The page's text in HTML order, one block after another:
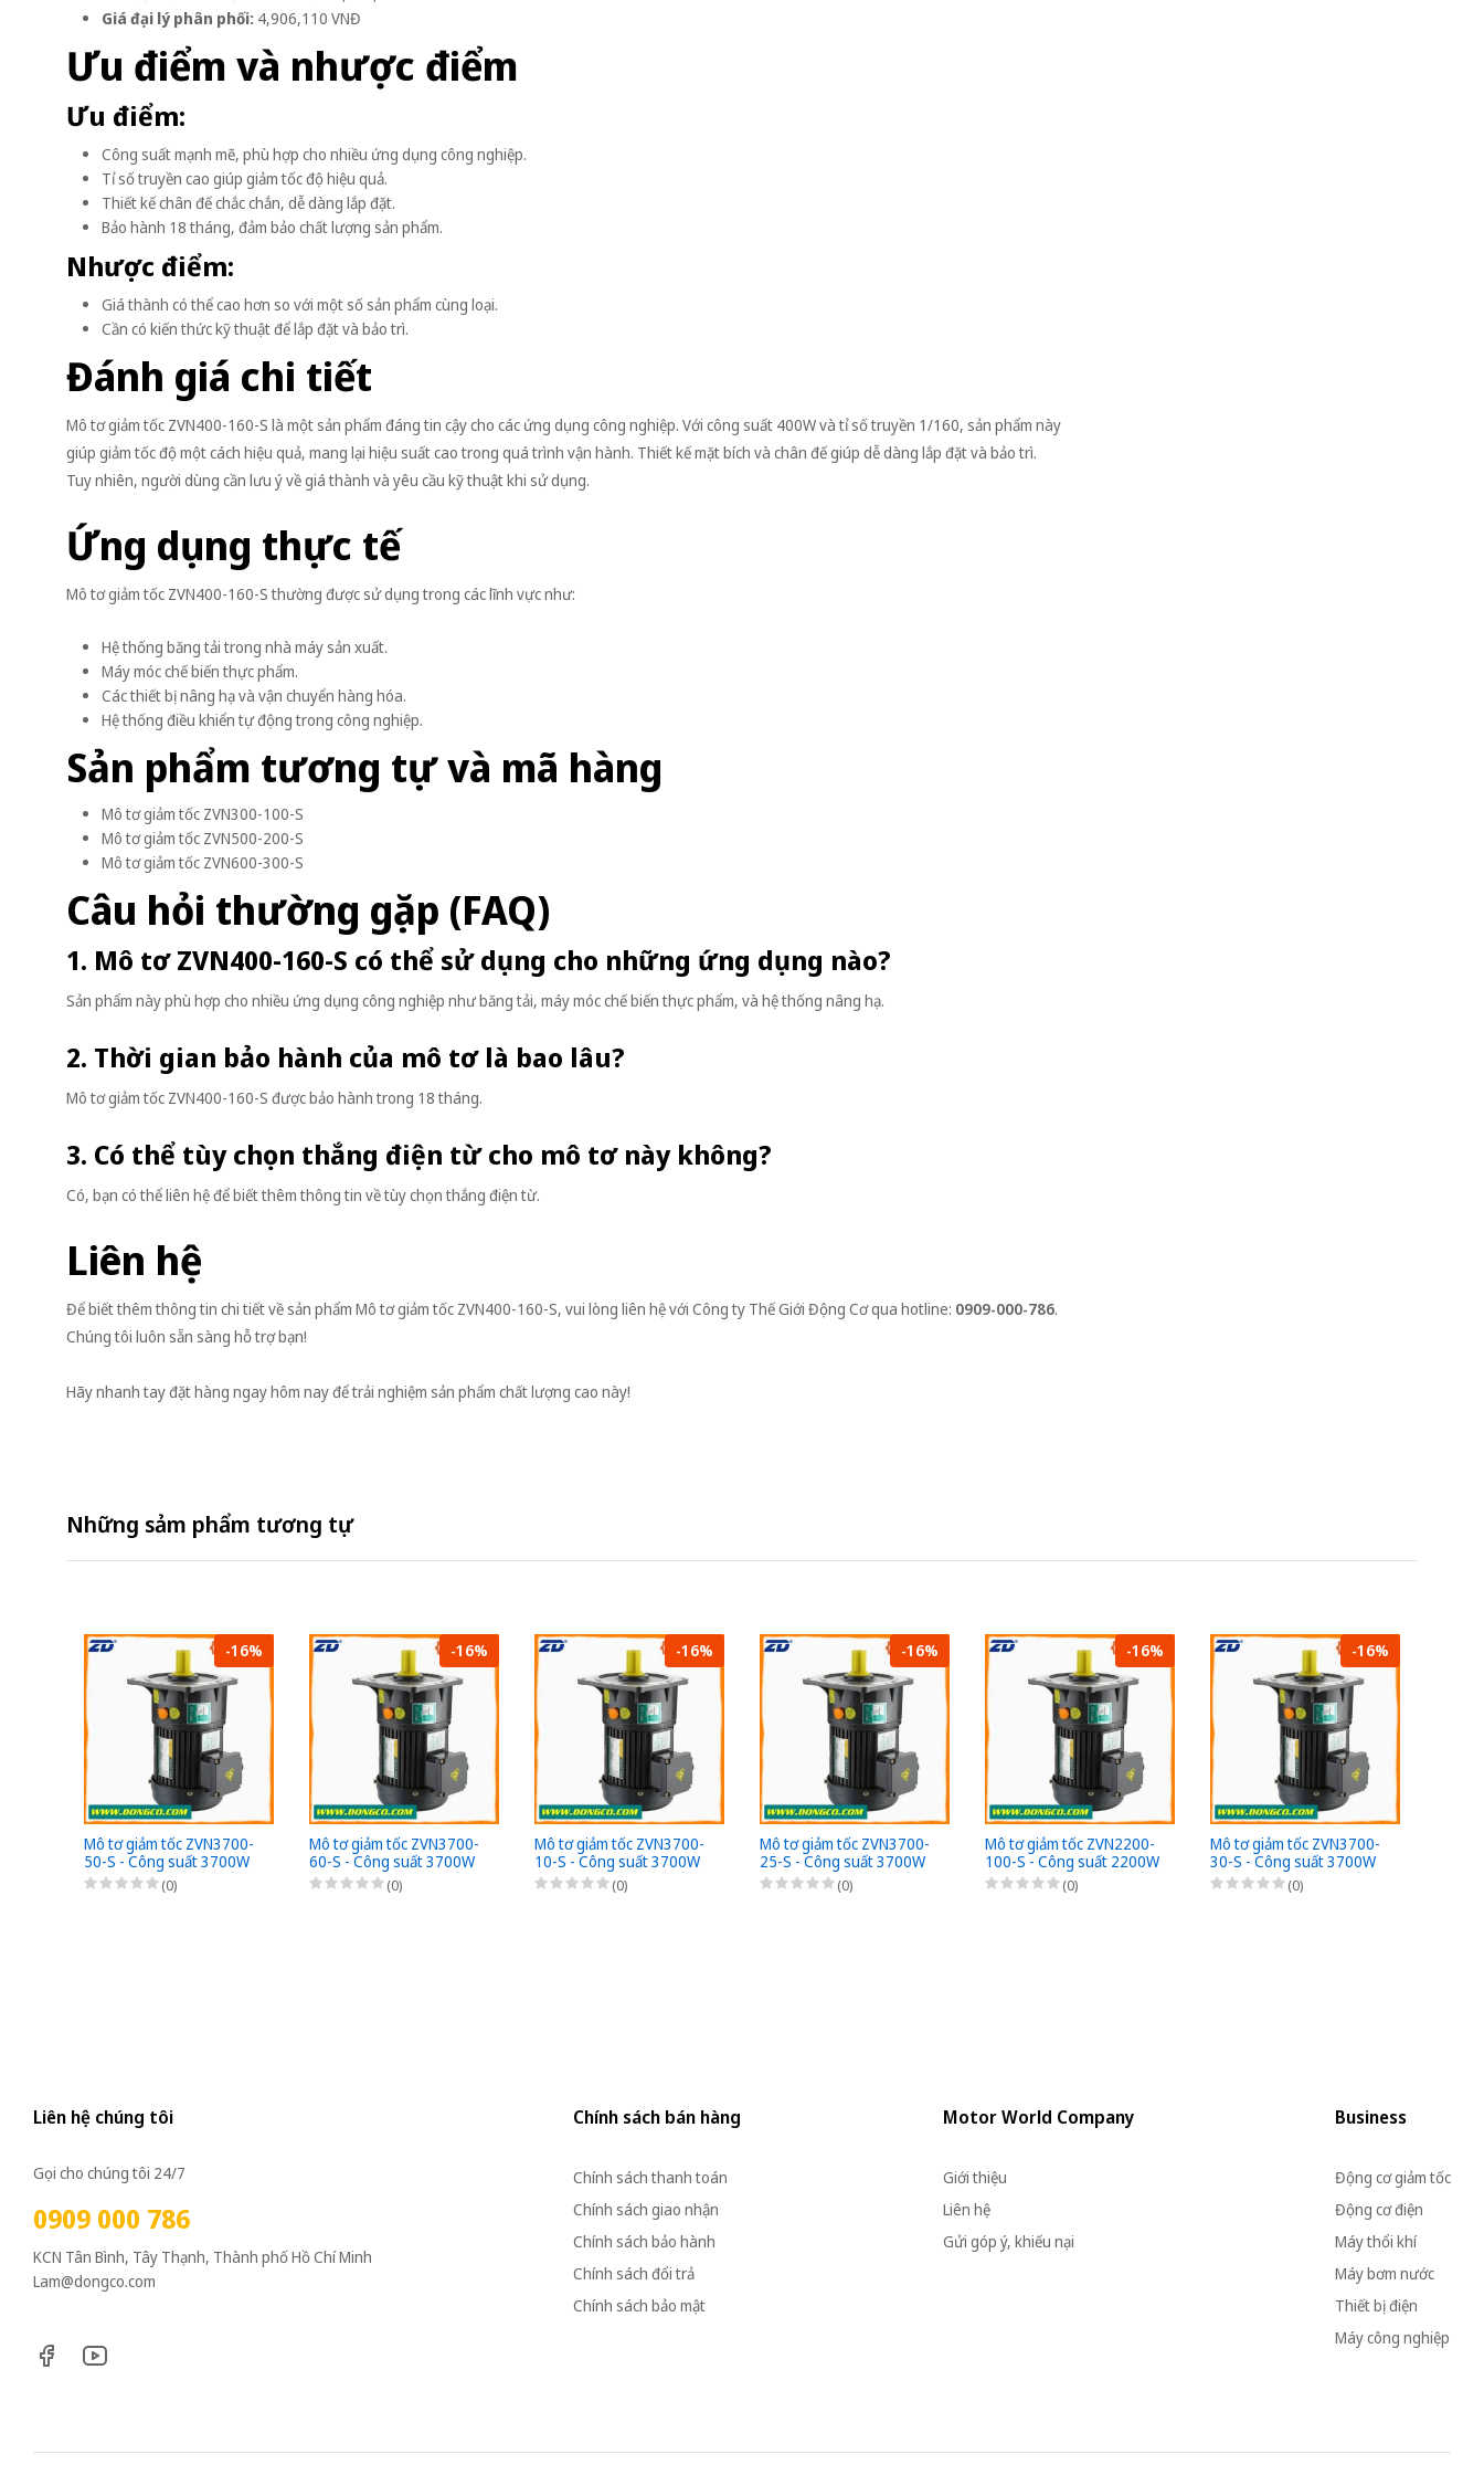
Giá đại lý phân phối: 4,906,110 VNĐ
Ưu điểm và nhược điểm
Ưu điểm:
Công suất mạnh mẽ, phù hợp cho nhiều ứng dụng công nghiệp.
Tỉ số truyền cao giúp giảm tốc độ hiệu quả.
Thiết kế chân đế chắc chắn, dễ dàng lắp đặt.
Bảo hành 18 tháng, đảm bảo chất lượng sản phẩm.
Nhược điểm:
Giá thành có thể cao hơn so với một số sản phẩm cùng loại.
Cần có kiến thức kỹ thuật để lắp đặt và bảo trì.
Đánh giá chi tiết
Mô tơ giảm tốc ZVN400-160-S là một sản phẩm đáng tin cậy cho các ứng dụng công nghiệp. Với công suất 400W và tỉ số truyền 1/160, sản phẩm này
giúp giảm tốc độ một cách hiệu quả, mang lại hiệu suất cao trong quá trình vận hành. Thiết kế mặt bích và chân đế giúp dễ dàng lắp đặt và bảo trì.
Tuy nhiên, người dùng cần lưu ý về giá thành và yêu cầu kỹ thuật khi sử dụng.
Ứng dụng thực tế
Mô tơ giảm tốc ZVN400-160-S thường được sử dụng trong các lĩnh vực như:
Hệ thống băng tải trong nhà máy sản xuất.
Máy móc chế biến thực phẩm.
Các thiết bị nâng hạ và vận chuyển hàng hóa.
Hệ thống điều khiển tự động trong công nghiệp.
Sản phẩm tương tự và mã hàng
Mô tơ giảm tốc ZVN300-100-S
Mô tơ giảm tốc ZVN500-200-S
Mô tơ giảm tốc ZVN600-300-S
Câu hỏi thường gặp (FAQ)
1. Mô tơ ZVN400-160-S có thể sử dụng cho những ứng dụng nào?
Sản phẩm này phù hợp cho nhiều ứng dụng công nghiệp như băng tải, máy móc chế biến thực phẩm, và hệ thống nâng hạ.
2. Thời gian bảo hành của mô tơ là bao lâu?
Mô tơ giảm tốc ZVN400-160-S được bảo hành trong 18 tháng.
3. Có thể tùy chọn thắng điện từ cho mô tơ này không?
Có, bạn có thể liên hệ để biết thêm thông tin về tùy chọn thắng điện từ.
Liên hệ
Để biết thêm thông tin chi tiết về sản phẩm Mô tơ giảm tốc ZVN400-160-S, vui lòng liên hệ với Công ty Thế Giới Động Cơ qua hotline: 0909-000-786.
Chúng tôi luôn sẵn sàng hỗ trợ bạn!
Hãy nhanh tay đặt hàng ngay hôm nay để trải nghiệm sản phẩm chất lượng cao này!
Những sảm phẩm tương tự
-16%
Mô tơ giảm tốc ZVN3700-
50-S - Công suất 3700W
(5HP) - 1/50 - Chân đế -
3Pha 220/380VAC
(0)
-16%
Mô tơ giảm tốc ZVN3700-
60-S - Công suất 3700W
(5HP) - 1/60 - Chân đế -
3Pha 220/380VAC
(0)
-16%
Mô tơ giảm tốc ZVN3700-
10-S - Công suất 3700W
(5HP) - 1/10 - Chân đế -
3Pha 220/380VAC
(0)
-16%
Mô tơ giảm tốc ZVN3700-
25-S - Công suất 3700W
(5HP) - 1/25 - Chân đế -
3Pha 220/380VAC
(0)
-16%
Mô tơ giảm tốc ZVN2200-
100-S - Công suất 2200W
(3HP) - 1/100 - Chân đế -
3Pha 220/380VAC
(0)
-16%
Mô tơ giảm tốc ZVN3700-
30-S - Công suất 3700W
(5HP) - 1/30 - Chân đế -
3Pha 220/380VAC
(0)
Liên hệ chúng tôi
Gọi cho chúng tôi 24/7
0909 000 786
KCN Tân Bình, Tây Thạnh, Thành phố Hồ Chí Minh
Lam@dongco.com
Chính sách bán hàng
Chính sách thanh toán
Chính sách giao nhận
Chính sách bảo hành
Chính sách đổi trả
Chính sách bảo mật
Motor World Company
Giới thiệu
Liên hệ
Gửi góp ý, khiếu nại
Business
Động cơ giảm tốc
Động cơ điện
Máy thổi khí
Máy bơm nước
Thiết bị điện
Máy công nghiệp